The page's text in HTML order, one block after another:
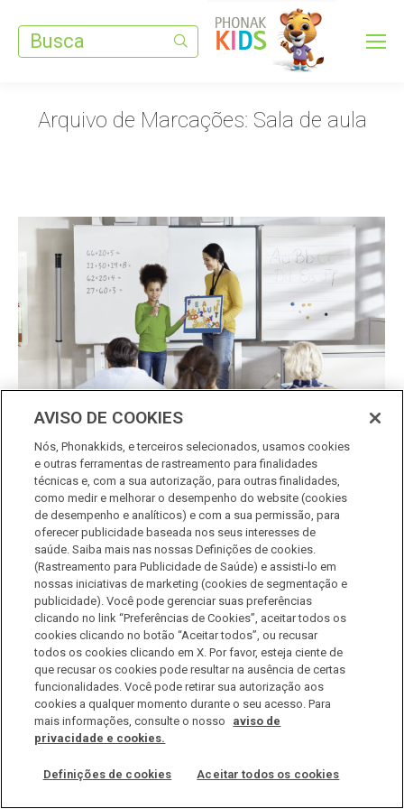
Search:
Arquivo de Marcações: Sala de aula
Por que seu filho é desatento e agitado?
Família,Professores,Profissionais
Porprograma infantil phonak
10 de outubro de 2019
https://phonakkids.com.br/audios-
posts/
Desenvolvido por Salsa Comunicação
AVISO DE COOKIES
Nós, Phonakkids, e terceiros selecionados, usamos cookies
e outras ferramentas de rastreamento para finalidades
técnicas e, com a sua autorização, para outras finalidades,
como medir e melhorar o desempenho do website (cookies
de desempenho e analíticos) e com a sua permissão, para
oferecer publicidade baseada nos seus interesses de
saúde. Saiba mais nas nossas Definições de cookies.
(Rastreamento para Publicidade de Saúde) e assisti-lo em
nossas iniciativas de marketing (cookies de segmentação e
publicidade). Você pode gerenciar suas preferências
clicando no link “Preferências de Cookies”, aceitar todos os
cookies clicando no botão “Aceitar todos”, ou recusar
todos os cookies clicando em X. Por favor, esteja ciente de
que recusar os cookies pode resultar na ausência de certas
funcionalidades. Você pode retirar sua autorização aos
cookies a qualquer momento durante o seu acesso. Para
mais informações, consulte o nosso
aviso de
privacidade e cookies.
Definições de cookies Aceitar todos os cookies